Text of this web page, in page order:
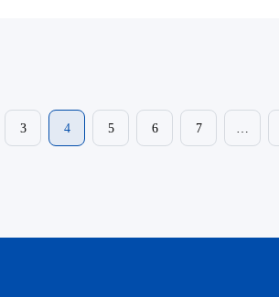
3 4 5 6 7